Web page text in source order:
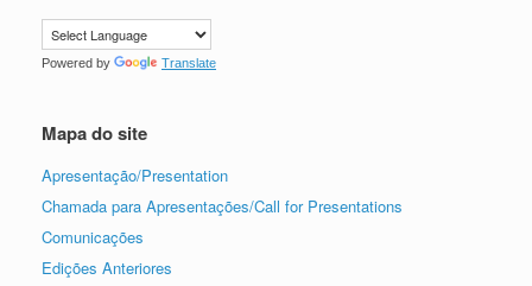
Powered by Translate
Mapa do site
Apresentação/Presentation
Chamada para Apresentações/Call for Presentations
Comunicações
Edições Anteriores